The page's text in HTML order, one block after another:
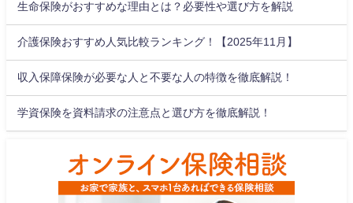
生命保険がおすすめな理由とは？必要性や選び方を解説
介護保険おすすめ人気比較ランキング！【2025年11月】
収入保障保険が必要な人と不要な人の特徴を徹底解説！
学資保険を資料請求の注意点と選び方を徹底解説！